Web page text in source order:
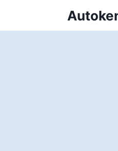
springen